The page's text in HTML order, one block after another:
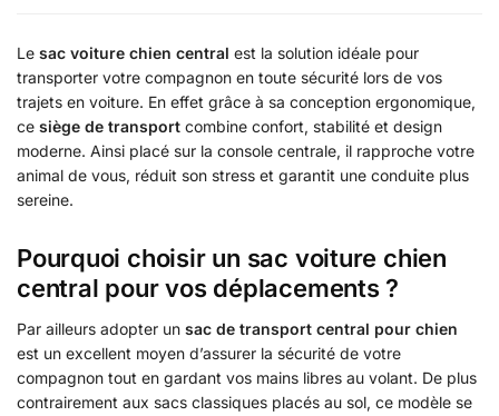
Le sac voiture chien central est la solution idéale pour
transporter votre compagnon en toute sécurité lors de vos
trajets en voiture. En effet grâce à sa conception ergonomique,
ce siège de transport combine confort, stabilité et design
moderne. Ainsi placé sur la console centrale, il rapproche votre
animal de vous, réduit son stress et garantit une conduite plus
sereine.
Pourquoi choisir un sac voiture chien
central pour vos déplacements ?
Par ailleurs adopter un sac de transport central pour chien
est un excellent moyen d’assurer la sécurité de votre
compagnon tout en gardant vos mains libres au volant. De plus
contrairement aux sacs classiques placés au sol, ce modèle se